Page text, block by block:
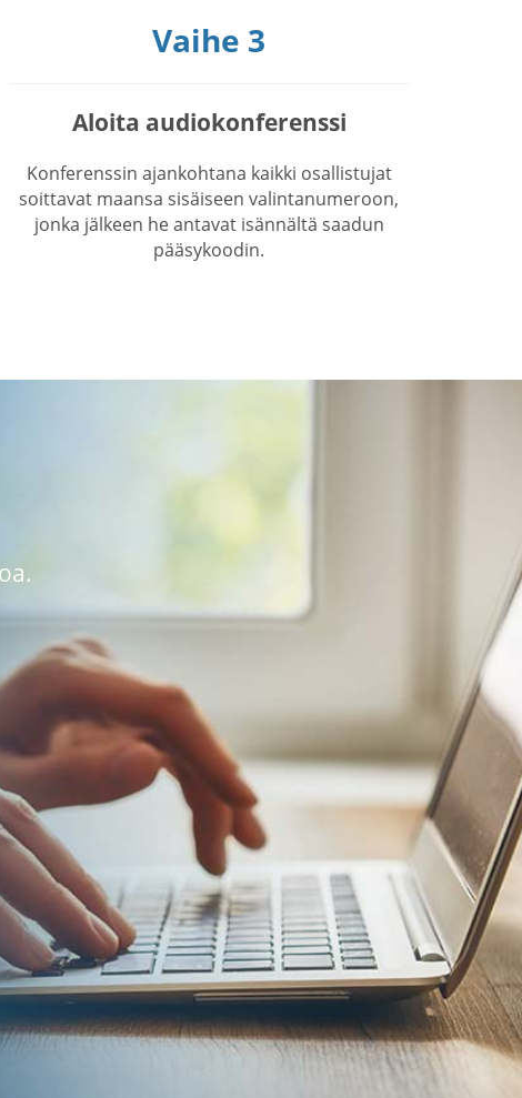
Vaihe 3
Aloita audiokonferenssi
Konferenssin ajankohtana kaikki osallistujat
soittavat maansa sisäiseen valintanumeroon,
jonka jälkeen he antavat isännältä saadun
pääsykoodin.